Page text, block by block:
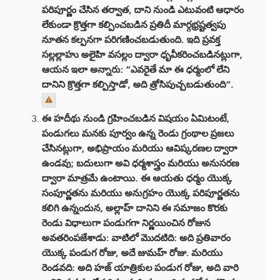
పరిపూర్ణం చేసిన తర్వాత, దాని నుండి ఎటువంటి ఆధారం
లేకుండా క్రొత్తగా కల్పించబడిన ప్రతిదీ మార్గభ్రష్టత్వపు
నూతన కల్పనగా పరిగణించబడుతుంది. ఇది ప్రవక్త
సల్లల్లాహు అలైహి వసల్లం ద్వారా ధృవీకరించబడినట్లుగా,
ఆయన ఇలా అన్నారు: “ఎవరైతే మా ఈ ధర్మంలో లేని
దానిని క్రొత్తగా కల్పిస్తాడో, అది త్రోసిపుచ్చబడుతుంది”.
ఈ హదీథు నుండి గ్రహించబడిన విషయం ఏమిటంటే,
పండుగలు మనకు పూర్వం ఉన్న రెండు గ్రంథాల ప్రజలు
చేసినట్లుగా, అభిప్రాయం మరియు ఆవిష్కరణల ద్వారా
ఉండవు; బదులుగా అవి ధర్మశాస్త్రం మరియు అనుసరణ
ద్వారా మాత్రమే ఉంటాయి. ఈ ఆయతు ధర్మం యొక్క
సంపూర్ణతను మరియు అనుగ్రహం యొక్క పరిపూర్ణతను
కలిగి ఉన్నందున, అల్లాహ్ దానిని ఈ సమాజం కొరకు
రెండు విధాలుగా పండుగగా నిర్ణయించిన రోజున
అవతరింపజేశాడు: వాటిలో మొదటిది: అది ప్రతివారం
యొక్క పండుగ రోజు, అదే జుమహ్ రోజు. మరియు
రెండవది: అది హజ్ యాత్రికుల పండుగ రోజు, అది వారి